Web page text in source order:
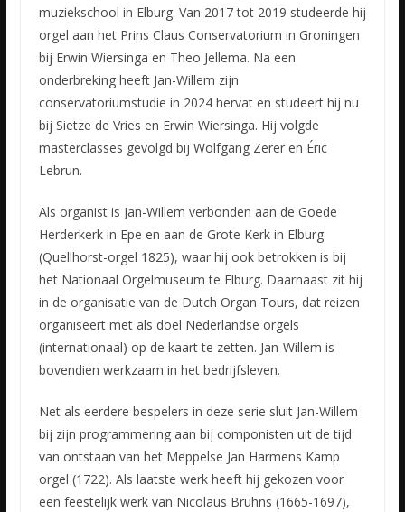
muziekschool in Elburg. Van 2017 tot 2019 studeerde hij
orgel aan het Prins Claus Conservatorium in Groningen
bij Erwin Wiersinga en Theo Jellema. Na een
onderbreking heeft Jan-Willem zijn
conservatoriumstudie in 2024 hervat en studeert hij nu
bij Sietze de Vries en Erwin Wiersinga. Hij volgde
masterclasses gevolgd bij Wolfgang Zerer en Éric
Lebrun.
Als organist is Jan-Willem verbonden aan de Goede
Herderkerk in Epe en aan de Grote Kerk in Elburg
(Quellhorst-orgel 1825), waar hij ook betrokken is bij
het Nationaal Orgelmuseum te Elburg. Daarnaast zit hij
in de organisatie van de Dutch Organ Tours, dat reizen
organiseert met als doel Nederlandse orgels
(internationaal) op de kaart te zetten. Jan-Willem is
bovendien werkzaam in het bedrijfsleven.
Net als eerdere bespelers in deze serie sluit Jan-Willem
bij zijn programmering aan bij componisten uit de tijd
van ontstaan van het Meppelse Jan Harmens Kamp
orgel (1722). Als laatste werk heeft hij gekozen voor
een feestelijk werk van Nicolaus Bruhns (1665-1697),